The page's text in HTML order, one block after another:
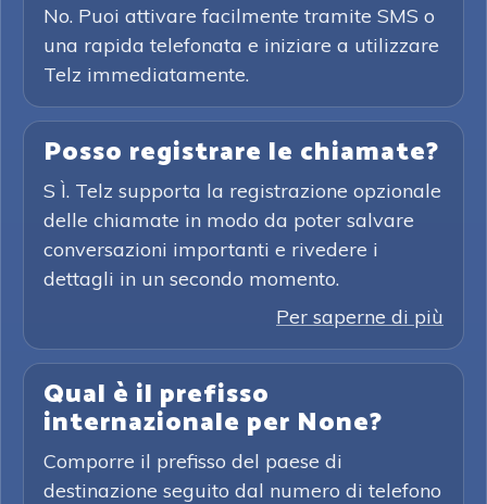
No. Puoi attivare facilmente tramite SMS o
una rapida telefonata e iniziare a utilizzare
Telz immediatamente.
Posso registrare le chiamate?
S Ì. Telz supporta la registrazione opzionale
delle chiamate in modo da poter salvare
conversazioni importanti e rivedere i
dettagli in un secondo momento.
Per saperne di più
Qual è il prefisso
internazionale per None?
Comporre il prefisso del paese di
destinazione seguito dal numero di telefono